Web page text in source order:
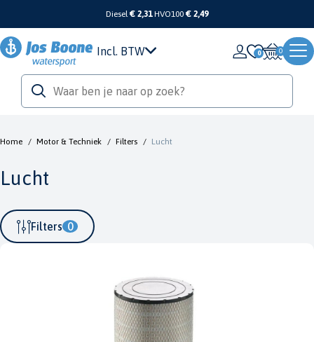
Diesel€ 2,31 HVO100 € 2,49
Incl. BTW 0
Home / Motor & Techniek / Filters / Lucht
Lucht
Filters 0